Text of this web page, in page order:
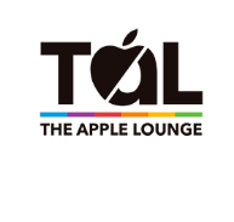
contenuto